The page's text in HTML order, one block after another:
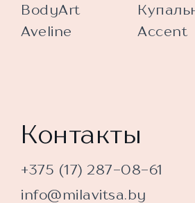
BodyArt
Aveline
Accent
Контакты
+375 (17) 287-08-61
info@milavitsa.by